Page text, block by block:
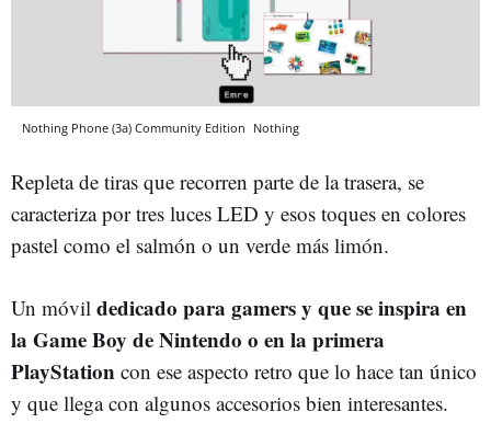
Nothing Phone (3a) Community Edition Nothing
Repleta de tiras que recorren parte de la trasera, se
caracteriza por tres luces LED y esos toques en colores
pastel como el salmón o un verde más limón.
Un móvil dedicado para gamers y que se inspira en
la Game Boy de Nintendo o en la primera
PlayStation con ese aspecto retro que lo hace tan único
y que llega con algunos accesorios bien interesantes.